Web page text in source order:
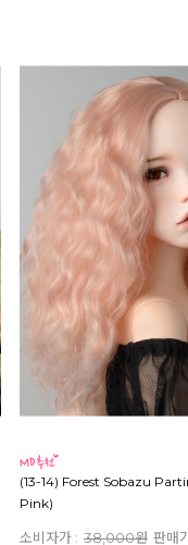
(13-14) Forest Sobazu
Pink)
소비자가 : 38,000원 판매